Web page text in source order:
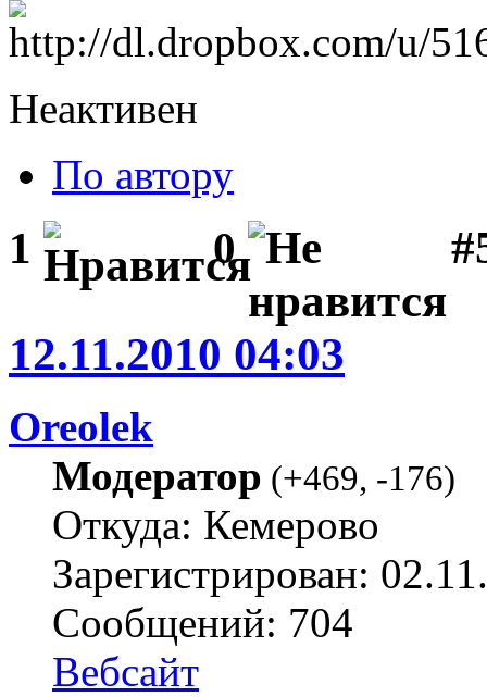
Неактивен
По автору
1 0
12.11.2010 04:03
Oreolek
Модератор (+469, -176)
Откуда: Кемерово
Зарегистрирован:
Сообщений: 704
Вебсайт